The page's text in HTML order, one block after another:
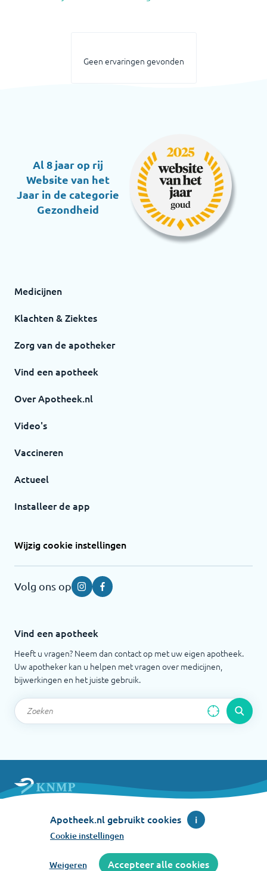
Geen ervaringen gevonden
Al 8 jaar op rij
Website van het
Jaar in de categorie
Gezondheid
Medicijnen
Klachten & Ziektes
Zorg van de apotheker
Vind een apotheek
Over Apotheek.nl
Video's
Vaccineren
Actueel
Installeer de app
Wijzig cookie instellingen
Volg ons op InstagramFacebook
Vind een apotheek
Heeft u vragen? Neem dan contact op met uw eigen apotheek.
Uw apotheker kan u helpen met vragen over medicijnen,
bijwerkingen en het juiste gebruik.
Nederlandse Maatschappij ter bevordering der
Pharmacie
Apotheek.nl gebruikt cookies i
Cookie instellingen
Weigeren Accepteer alle cookies